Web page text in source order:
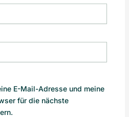
E-Mail-Adresse und meine
für die nächste